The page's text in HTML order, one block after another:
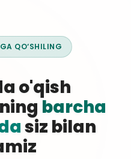
QO‘SHILING
o'qish
barcha
siz bilan